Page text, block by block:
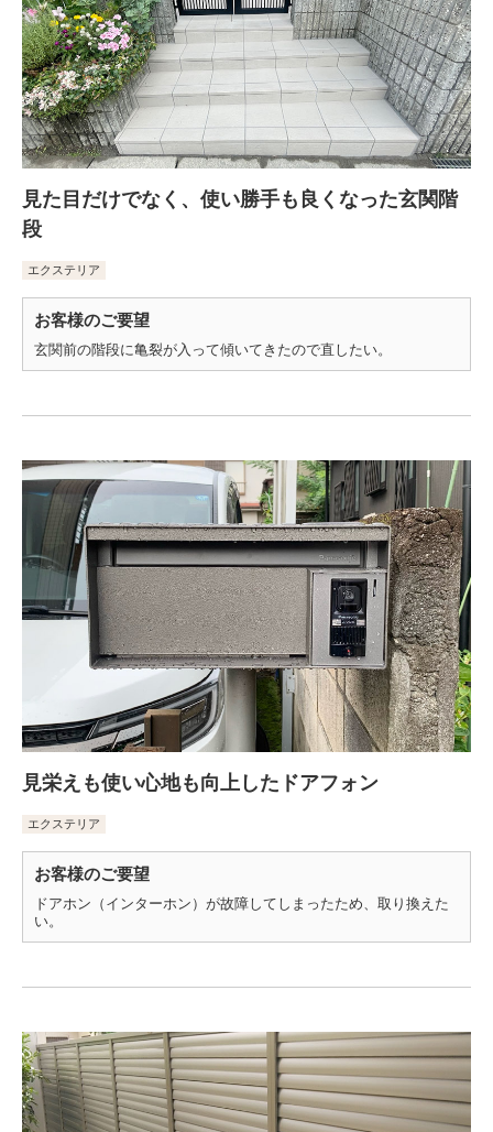
見た目だけでなく、使い勝手も良くなった玄関階
段
エクステリア
お客様のご要望
玄関前の階段に亀裂が入って傾いてきたので直したい。
見栄えも使い心地も向上したドアフォン
エクステリア
お客様のご要望
ドアホン（インターホン）が故障してしまったため、取り換えた
い。